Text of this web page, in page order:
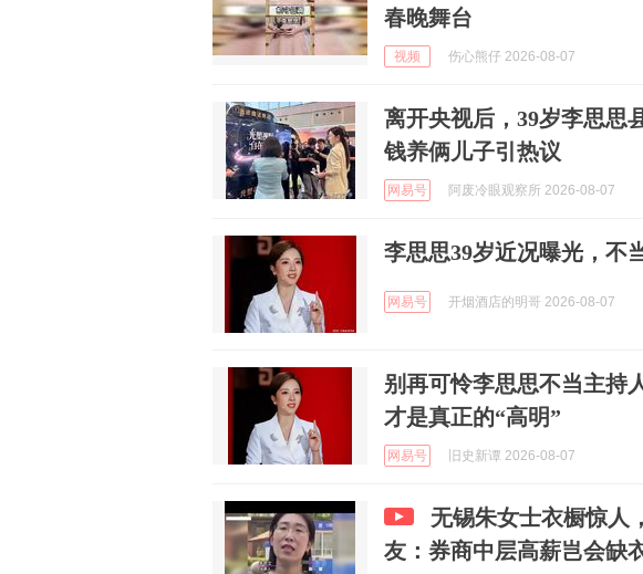
春晚舞台
视频 伤心熊仔 2026-08-07
离开央视后，39岁李思思
钱养俩儿子引热议
网易号 阿废冷眼观察所 2026-08-07
李思思39岁近况曝光，不
网易号 开烟酒店的明哥 2026-08-07
别再可怜李思思不当主持
才是真正的“高明”
网易号 旧史新谭 2026-08-07
无锡朱女士衣橱惊人
友：券商中层高薪岂会缺